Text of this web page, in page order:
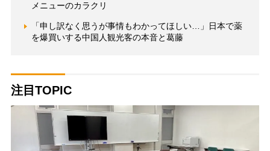
メニューのカラクリ
「申し訳なく思うが事情もわかってほしい…」日本で薬
を爆買いする中国人観光客の本音と葛藤
注目TOPIC